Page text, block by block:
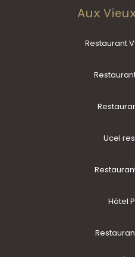
Aux
Restaurant
Ucel
Hôtel